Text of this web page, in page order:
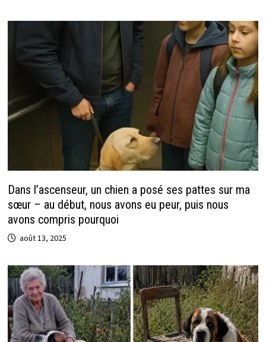
Dans l’ascenseur, un chien a posé ses pattes sur ma
sœur – au début, nous avons eu peur, puis nous
avons compris pourquoi
août 13, 2025